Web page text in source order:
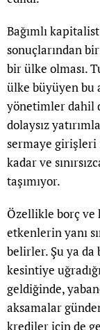
Bağımlı
sonuçlarından
bir ülke olması.
ülke büyüyen bu
yönetimler dahil
dolaysız
sermaye girişleri
kadar ve
taşımıyor.
Özellikle borç ve
etkenlerin yanı
belirler. Şu ya da
kesintiye
geldiğinde,
aksamalar
krediler için de